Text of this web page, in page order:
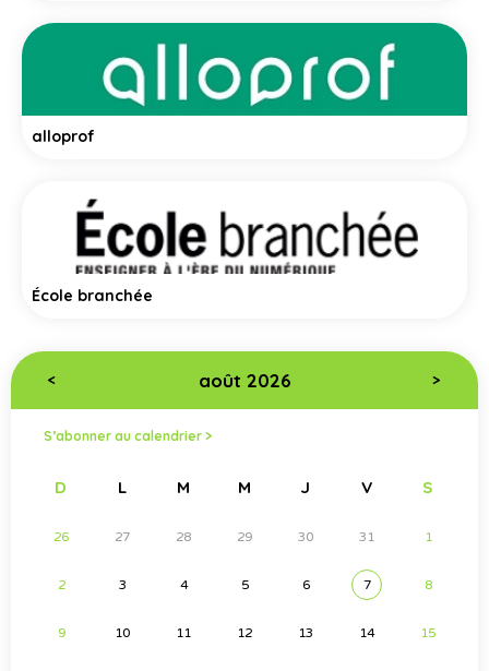
alloprof
École branchée
< août 2026 >
S’abonner au calendrier >
D L M M J V S
26 27 28 29 30 31 1
2 3 4 5 6 7 8
9 10 11 12 13 14 15